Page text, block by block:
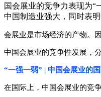
国会展业的竞争力表现为“
中国制造业强大，同时表
会展业是市场经济的产物。
中国会展业的竞争性发展，
“一强一弱” | 中国会展业的
在国际上，中国会展业的竞